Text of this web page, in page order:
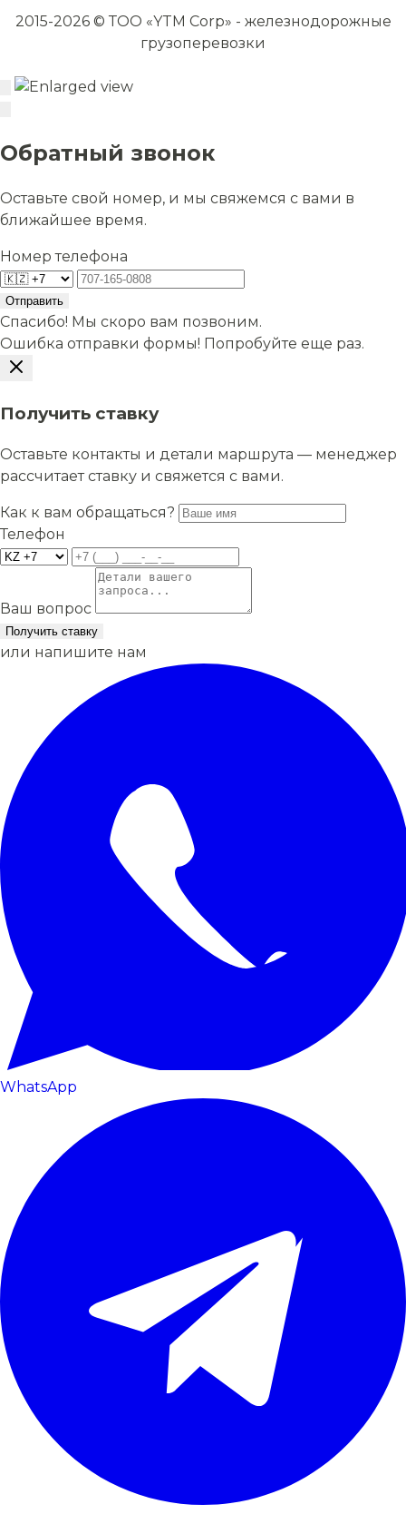
2015-2026 © ТОО «YTM Corp» - железнодорожные
грузоперевозки
Обратный звонок
Оставьте свой номер, и мы свяжемся с вами в
ближайшее время.
Номер телефона
Отправить
Спасибо! Мы скоро вам позвоним.
Ошибка отправки формы! Попробуйте еще раз.
Получить ставку
Оставьте контакты и детали маршрута — менеджер
рассчитает ставку и свяжется с вами.
Как к вам обращаться?
Телефон
Ваш вопрос
Получить ставку
или напишите нам
WhatsApp